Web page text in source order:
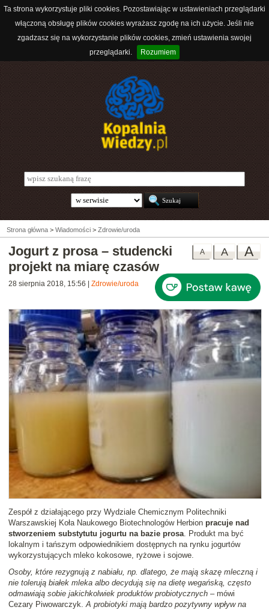
Ta strona wykorzystuje pliki cookies. Pozostawiając w ustawieniach przeglądarki
włączoną obsługę plików cookies wyrażasz zgodę na ich użycie. Jeśli nie
zgadzasz się na wykorzystanie plików cookies, zmień ustawienia swojej
przeglądarki.
Rozumiem
Strona główna > Wiadomości > Zdrowie/uroda
A
A
A
Jogurt z prosa – studencki
projekt na miarę czasów
28 sierpnia 2018, 15:56 Zdrowie/uroda
Zespół z działającego przy Wydziale Chemicznym Politechniki
Warszawskiej Koła Naukowego Biotechnologów Herbion pracuje nad
stworzeniem substytutu jogurtu na bazie prosa. Produkt ma być
lokalnym i tańszym odpowiednikiem dostępnych na rynku jogurtów
wykorzystujących mleko kokosowe, ryżowe i sojowe.
Osoby, które rezygnują z nabiału, np. dlatego, że mają skazę mleczną i
nie tolerują białek mleka albo decydują się na dietę wegańską, często
odmawiają sobie jakichkolwiek produktów probiotycznych – mówi
Cezary Piwowarczyk.A probiotyki mają bardzo pozytywny wpływ na